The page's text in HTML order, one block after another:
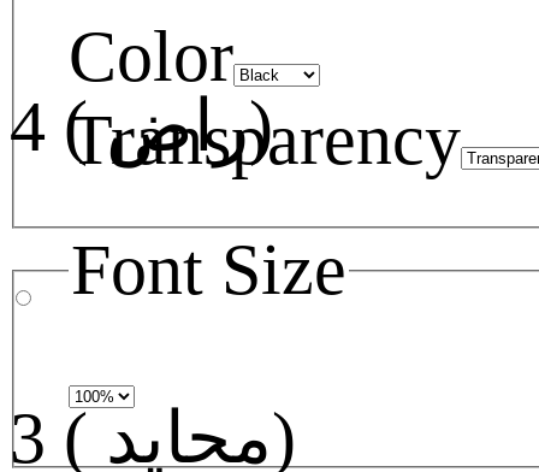
Color
Transparency
Font Size
4 ( راض)
3 ( محايد)